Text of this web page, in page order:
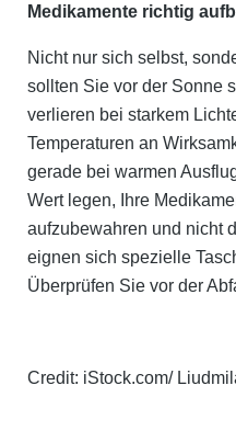
Medikamente richtig
Nicht nur sich selbst,
sollten Sie vor der Sonne
verlieren bei starkem
Temperaturen an
gerade bei warmen
Wert legen, Ihre
aufzubewahren und nicht
eignen sich spezielle
Überprüfen Sie vor der
Credit: iStock.com/